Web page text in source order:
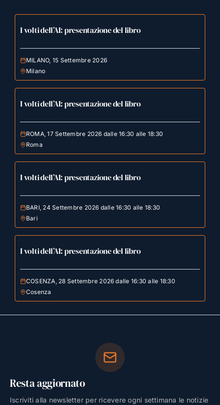
I volti dell’AI: presentazione del libro
MILANO, 15 Settembre 2026
Milano
I volti dell’AI: presentazione del libro
ROMA, 17 Settembre 2026 dalle 16:30 alle 18:30
Roma
I volti dell’AI: presentazione del libro
BARI, 24 Settembre 2026 dalle 16:30 alle 18:30
Bari
I volti dell’AI: presentazione del libro
COSENZA, 28 Settembre 2026 dalle 16:30 alle 18:30
Cosenza
Resta aggiornato
Iscriviti alla newsletter per ricevere ogni settimana le notizie